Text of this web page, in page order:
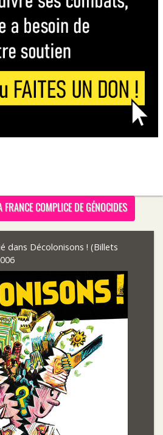
COMPLICE DE GÉNOCIDES
dans Décolonisons ! (Billets